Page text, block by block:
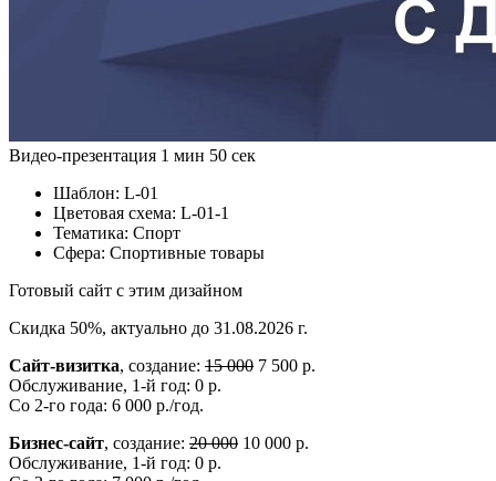
Видео-презентация 1 мин 50 сек
Шаблон: L-01
Цветовая схема: L-01-1
Тематика: Спорт
Сфера: Спортивные товары
Готовый сайт с этим дизайном
Скидка 50%, актуально до 31.08.2026 г.
Сайт-визитка, создание: 15 000 7 500 р.
Обслуживание, 1-й год: 0 р.
Со 2-го года: 6 000 р./год.
Бизнес-сайт, создание: 20 000 10 000 р.
Обслуживание, 1-й год: 0 р.